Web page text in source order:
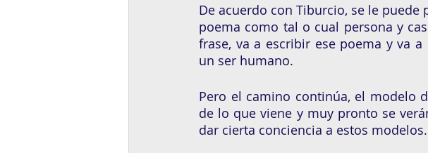
De acuerdo con Tiburcio, se le
poema como tal o cual persona y
frase, va a escribir ese poema y va
un ser humano.
Pero el camino continúa, el modelo
de lo que viene y muy pronto se
dar cierta conciencia a estos